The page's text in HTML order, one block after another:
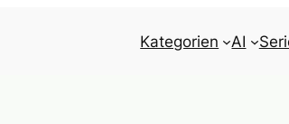
Kategorien AI